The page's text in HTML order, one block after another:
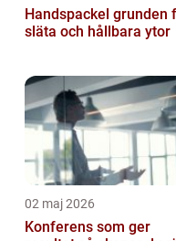
Handspackel grunden för
släta och hållbara ytor
02 maj 2026
Konferens som ger